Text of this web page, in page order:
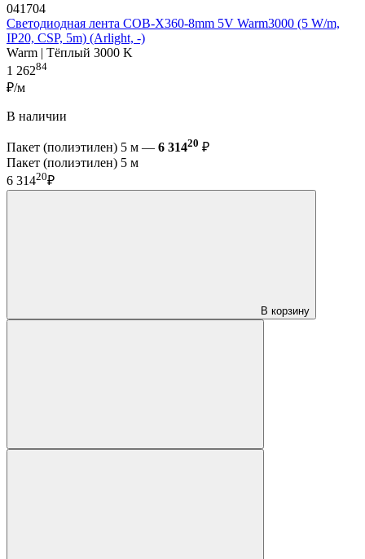
041704
Светодиодная лента COB-X360-8mm 5V Warm3000 (5 W/m,
IP20, CSP, 5m) (Arlight, -)
Warm | Тёплый 3000 K
1 26284
₽/м
В наличии
Пакет (полиэтилен) 5 м — 6 31420 ₽
Пакет (полиэтилен) 5 м
6 31420₽
В корзину